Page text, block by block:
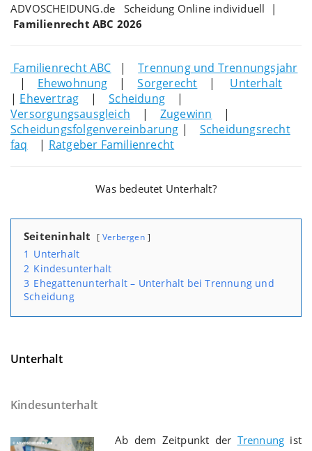
ADVOSCHEIDUNG.de Scheidung Online individuell |
Familienrecht ABC 2026
Familienrecht ABC |Trennung und Trennungsjahr
| Ehewohnung |Sorgerecht | Unterhalt
| Ehevertrag |Scheidung |
Versorgungsausgleich | Zugewinn |
Scheidungsfolgenvereinbarung | Scheidungsrecht
faq | Ratgeber Familienrecht
Was bedeutet Unterhalt?
Seiteninhalt Verbergen
1 Unterhalt
2 Kindesunterhalt
3 Ehegattenunterhalt – Unterhalt bei Trennung und
Scheidung
Unterhalt
Kindesunterhalt
Ab dem Zeitpunkt der Trennung ist